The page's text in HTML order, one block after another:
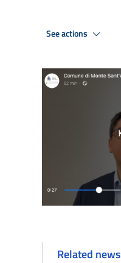
See actions
Related news